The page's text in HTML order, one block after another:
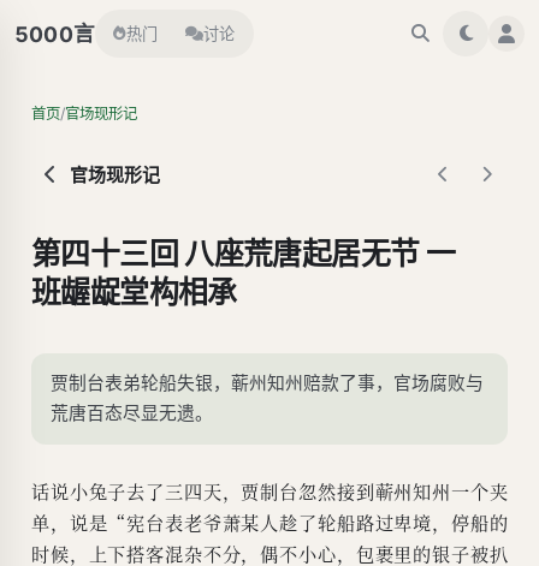
5000言 热门 讨论
首页/官场现形记
官场现形记
第四十三回 八座荒唐起居无节 一
班龌龊堂构相承
贾制台表弟轮船失银，蕲州知州赔款了事，官场腐败与
荒唐百态尽显无遗。
话说小兔子去了三四天，贾制台忽然接到蕲州知州一个夹
单，说是“宪台表老爷萧某人趁了轮船路过卑境，停船的
时候，上下搭客混杂不分，偶不小心，包裹里的银子被扒